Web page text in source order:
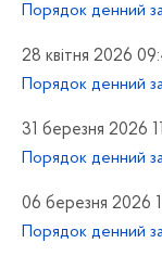
Порядок денний
28 квітня 2026
Порядок денний
31 березня 2026
Порядок денний
06 березня 2026
Порядок денний